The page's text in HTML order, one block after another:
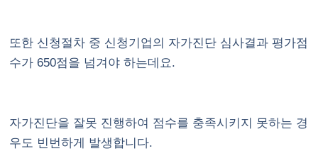
또한 신청절차 중 신청기업의 자가진단 심사결과 평가점
수가 650점을 넘겨야 하는데요.
자가진단을 잘못 진행하여 점수를 충족시키지 못하는 경
우도 빈번하게 발생합니다.